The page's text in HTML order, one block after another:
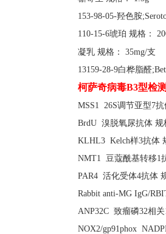
153-98-05-羟色胺
110-15-6琥珀 规格：
凝乳 规格：
35mg/支
13159-28-9白桦脂醛
柯萨奇病毒B3型检
MSS1 26S调节亚型7
BrdU 溴脱氧尿抗体 规
KLHL3 Kelch样3抗体
NMT1 豆蔻酰基转移1
PAR4 活化受体4抗体
Rabbit anti-MG IgG/
ANP32C 致瘤磷32相
NOX2/gp91phox